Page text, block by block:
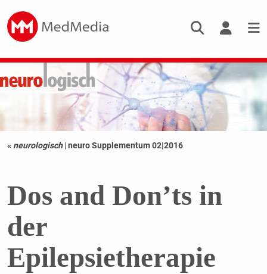
« neurologisch |neuro Supplementum 02|2016
Dos and Don’ts in
der
Epilepsietherapie